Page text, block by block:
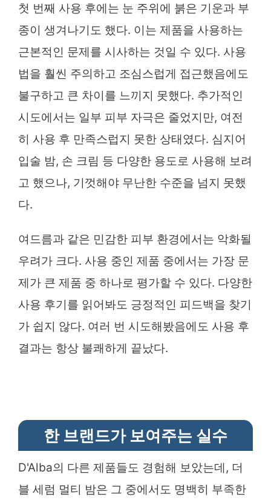
첫 번째 사용 후에는 눈 주위에 붉은 기운과 부
종이 생겨나기도 했다. 이는 제품을 사용하는
근본적인 문제를 시사하는 것일 수 있다. 사용
법을 훨씬 주의하고 조심스럽게 접근했음에도
불구하고 큰 차이를 느끼지 못했다. 추가적인
시도에서는 일부 피부 자극은 줄었지만, 여전
히 사용 후 만족스럽지 못한 상태였다. 심지어
입술 밤, 손 크림 등 다양한 용도로 사용해 보려
고 했으나, 기껏해야 무난한 수준을 넘지 못했
다.
여드름과 같은 민감한 피부 환경에서는 악화될
우려가 크다. 사용 중인 제품 중에서는 가장 문
제가 큰 제품 중 하나로 평가할 수 있다. 다양한
사용 후기를 읽어봐도 긍정적인 피드백을 찾기
가 쉽지 않다. 여러 번 시도해봤음에도 사용 후
결과는 항상 불쾌하게 끝났다.
한 브랜드가 보여주는 실수
D'Alba의 다른 제품들도 경험해 보았는데, 더
블 세럼 멀티 밤은 그 중에서도 명백히 부족한